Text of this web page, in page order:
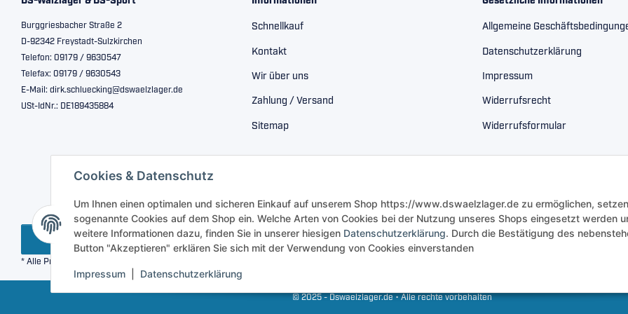
Cookies & Datenschutz
Um Ihnen einen optimalen und sicheren Einkauf auf unserem Shop https://www.dswaelzlager.de zu ermöglichen,
sogenannte Cookies auf dem Shop ein. Welche Arten von Cookies bei der Nutzung unseres Shops eingesetzt werden
weitere Informationen dazu, finden Sie in unserer hiesigen Datenschutzerklärung. Durch die Bestätigung des
Button "Akzeptieren" erklären Sie sich mit der Verwendung von Cookies einverstanden
Impressum Datenschutzerklärung
Burggriesbacher Straße 2
D-92342 Freystadt-Sulzkirchen
Telefon: 09179 / 9630547
Telefax: 09179 / 9630543
E-Mail: dirk.schluecking@dswaelzlager.de
USt-IdNr.: DE189435884
Schnellkauf
Kontakt
Wir über uns
Zahlung / Versand
Sitemap
Allgemeine
Datenschutzerklärung
Impressum
Widerrufsrecht
Widerrufsformular
Vertrag widerrufen
* Alle Preise inkl. gesetzlicher USt., zzgl.
© 2025 - Dswaelzlager.de • Alle rechte vorbehalten